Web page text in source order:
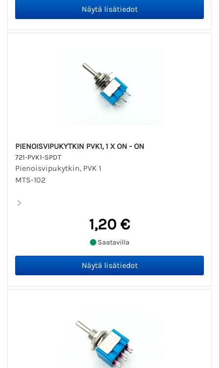
PIENOISVIPUKYTKIN PVK1, 1 X ON - ON
721-PVK1-SPDT
Pienoisvipukytkin, PVK 1
MTS-102
1,20 €
Saatavilla